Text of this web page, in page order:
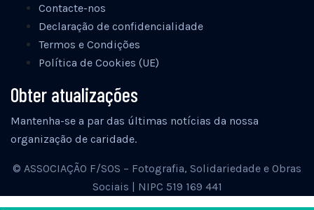
Contacte-nos
Declaração de confidencialidade
Termos e Condições
Política de Cookies (UE)
Obter atualizações
Mantenha-se a par das últimas notícias da nossa
organização de caridade.
© ASSOCIAÇÃO F/SOS – Fotografia, Solidariedade e Obras
Sociais | NIPC 519 169 441